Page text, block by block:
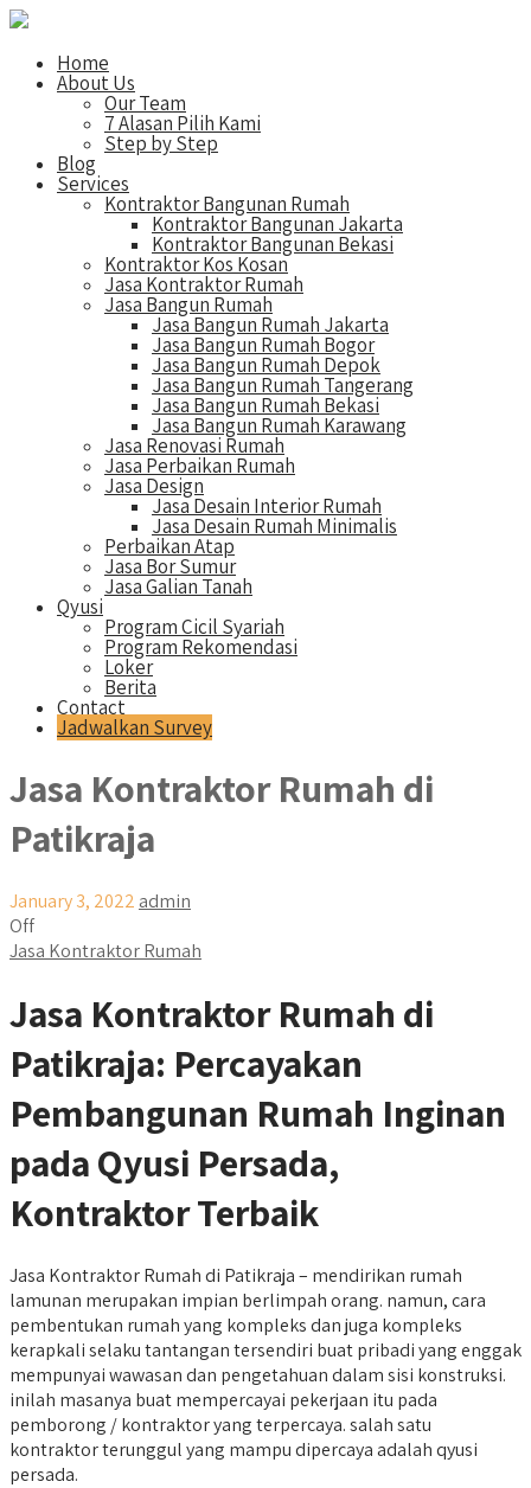
Home
About Us
Our Team
7 Alasan Pilih Kami
Step by Step
Blog
Services
Kontraktor Bangunan Rumah
Kontraktor Bangunan Jakarta
Kontraktor Bangunan Bekasi
Kontraktor Kos Kosan
Jasa Kontraktor Rumah
Jasa Bangun Rumah
Jasa Bangun Rumah Jakarta
Jasa Bangun Rumah Bogor
Jasa Bangun Rumah Depok
Jasa Bangun Rumah Tangerang
Jasa Bangun Rumah Bekasi
Jasa Bangun Rumah Karawang
Jasa Renovasi Rumah
Jasa Perbaikan Rumah
Jasa Design
Jasa Desain Interior Rumah
Jasa Desain Rumah Minimalis
Perbaikan Atap
Jasa Bor Sumur
Jasa Galian Tanah
Qyusi
Program Cicil Syariah
Program Rekomendasi
Loker
Berita
Contact
Jadwalkan Survey
Jasa Kontraktor Rumah di
Patikraja
January 3, 2022 admin
Off
Jasa Kontraktor Rumah
Jasa Kontraktor Rumah di
Patikraja: Percayakan
Pembangunan Rumah Inginan
pada Qyusi Persada,
Kontraktor Terbaik
Jasa Kontraktor Rumah di Patikraja – mendirikan rumah
lamunan merupakan impian berlimpah orang. namun, cara
pembentukan rumah yang kompleks dan juga kompleks
kerapkali selaku tantangan tersendiri buat pribadi yang enggak
mempunyai wawasan dan pengetahuan dalam sisi konstruksi.
inilah masanya buat mempercayai pekerjaan itu pada
pemborong / kontraktor yang terpercaya. salah satu
kontraktor terunggul yang mampu dipercaya adalah qyusi
persada.